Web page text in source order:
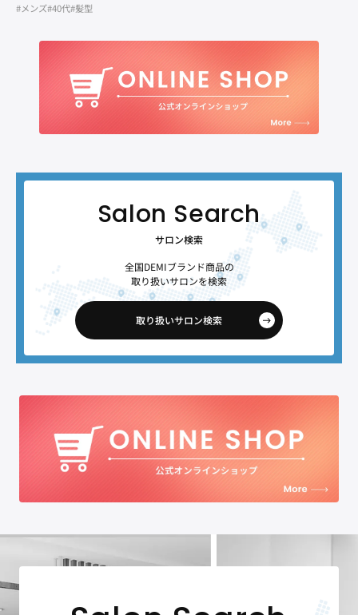
#メンズ#40代#髪型
サロン検索
全国DEMIブランド商品の
取り扱いサロンを検索
取り扱いサロン検索